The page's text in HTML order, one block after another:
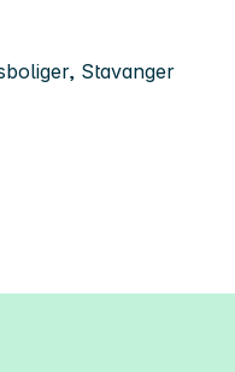
Stavanger